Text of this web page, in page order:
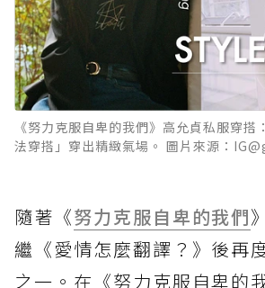
《努力克服自卑的我們》高允貞私服穿搭
法穿搭」穿出精緻氣場。 圖片來源：
隨著《努力克服自卑的我們
繼《愛情怎麼翻譯？》後再
之一。在《努力克服自卑的